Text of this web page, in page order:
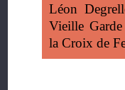
Léon
Vieille
la Croix de